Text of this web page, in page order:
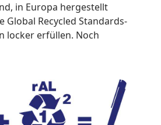
in Europa hergestellt
Global Recycled Standards-
locker erfüllen. Noch